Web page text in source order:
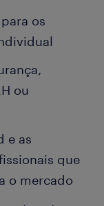
os
ou
e as
que
o mercado